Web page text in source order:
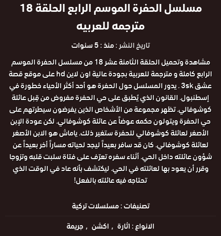
مسلسل الحفرة الموسم الرابع الحلقة 18
مترجمه للعربيه
تاريخ النشر :منذ : 5 سنوات
مشاهدة وتحميل الحلقة الثامنة عشر 18 من مسلسل الحفرة الموسم
الرابع كاملة و مترجمة للعربية بجودة عالية اون لاين hd على موقع قصة
عشق 3sk . يدور المسلسل حول الحفرة هو أحد أكثر الأحياء خطورة في
إسطنبول. القانون الذي يُطبق على حي الحفرة مفروض من قِبل عائلة
كوشوفالي. تظهر مجموعة من الأشخاص الذين يفرضون سيطرتهم على
حي الحفرة ويتولون حكمه عوضاً عن عائلة كوشوفالي. لكن عودة الإبن
الأصغر لعائلة كوشوفالي للحفرة ستغير ذلك. ياماش هو الابن الأصغر
لعائلة كوشوفالي. كان قد سافر بعيداً ليجد لحياته مساراً أخر بعيداً عن
شؤون عائلته داخل الحي. أثناء سفره تعرّف على فتاة سلبت قلبه وتزوجا
وقرر أن يعود بها لعائلته في الحي. ليكتشف بأنه عاد في الوقت الذي
تحتاجه فيه عائلته بالفعل!
تصنيفات :مسلسلات تركية
الانواع :اثارة اكشن جريمة